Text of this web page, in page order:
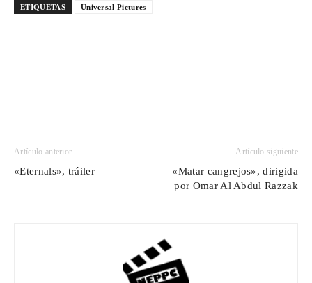
ETIQUETAS Universal Pictures
Artículo anterior
«Eternals», tráiler
Artículo siguiente
«Matar cangrejos», dirigida
por Omar Al Abdul Razzak